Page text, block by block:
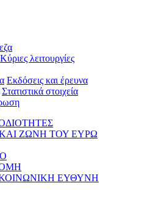
Κύριες λειτουργίες
Εκδόσεις και έρευνα
Στατιστικά στοιχεία
ΖΩΝΗ ΤΟΥ ΕΥΡΩ
ΕΥΘΥΝΗ